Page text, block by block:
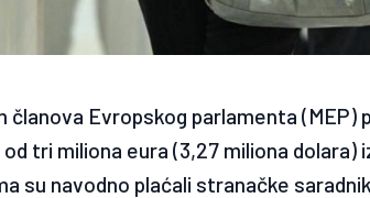
članova Evropskog parlamenta (MEP)
tri miliona eura (3,27 miliona dolara)
su navodno plaćali stranačke